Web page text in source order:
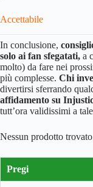
Accettabile
In conclusione,
solo ai fan sfegatati, a
molto) da fare nei
più complesse. Chi
divertirsi sferrando
affidamento su
tutt’ora validissimi a
Nessun prodotto
Pregi